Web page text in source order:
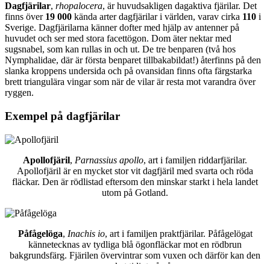
Dagfjärilar, rhopalocera, är huvudsakligen dagaktiva fjärilar. Det
finns över 19 000 kända arter dagfjärilar i världen, varav cirka 110 i
Sverige. Dagfjärilarna känner dofter med hjälp av antenner på
huvudet och ser med stora facettögon. Dom äter nektar med
sugsnabel, som kan rullas in och ut. De tre benparen (två hos
Nymphalidae, där är första benparet tillbakabildat!) återfinns på den
slanka kroppens undersida och på ovansidan finns ofta färgstarka
brett triangulära vingar som när de vilar är resta mot varandra över
ryggen.
Exempel på dagfjärilar
Apollofjäril, Parnassius apollo, art i familjen riddarfjärilar.
Apollofjäril är en mycket stor vit dagfjäril med svarta och röda
fläckar. Den är rödlistad eftersom den minskar starkt i hela landet
utom på Gotland.
Påfågelöga, Inachis io, art i familjen praktfjärilar. Påfågelögat
kännetecknas av tydliga blå ögonfläckar mot en rödbrun
bakgrundsfärg. Fjärilen övervintrar som vuxen och därför kan den